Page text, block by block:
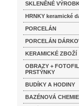
SKLENĚNÉ
HRNKY keramické
PORCELÁN
PORCELÁN
KERAMICKÉ ZBOŽÍ
OBRAZY +
PRSTÝNKY
BUDÍKY A HODINY
BAZÉNOVÁ CHEMIE